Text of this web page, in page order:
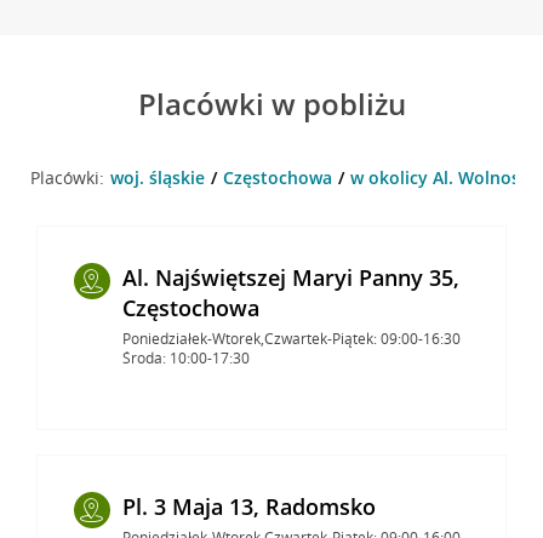
Placówki w pobliżu
Placówki: woj. śląskie Częstochowa w okolicy Al. Wolnosci
Al. Najświętszej Maryi Panny 35,
Częstochowa
Poniedziałek-Wtorek,Czwartek-Piątek: 09:00-16:30
Środa: 10:00-17:30
Pl. 3 Maja 13, Radomsko